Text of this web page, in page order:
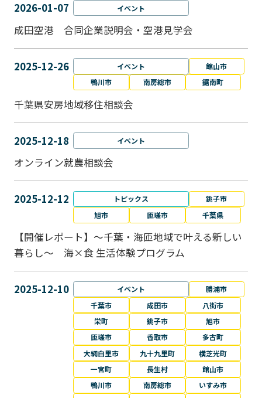
2026-01-07 イベント
成田空港 合同企業説明会・空港見学会
2025-12-26 イベント
館山市
鴨川市
南房総市 鋸南町
千葉県安房地域移住相談会
2025-12-18 イベント
オンライン就農相談会
2025-12-12 トピックス
銚子市
旭市
匝瑳市 千葉県
【開催レポート】～千葉・海匝地域で叶える新しい
暮らし～ 海×食 生活体験プログラム
2025-12-10 イベント
勝浦市
千葉市
成田市
八街市
栄町
銚子市
旭市
匝瑳市
香取市
多古町
大網白里市
九十九里町
横芝光町
一宮町
長生村
館山市
鴨川市
南房総市
いすみ市